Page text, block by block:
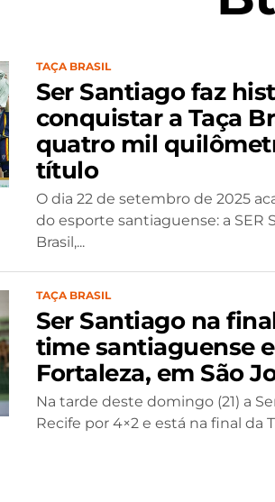
TAÇA BRASIL
Ser Santiago faz
conquistar a Taça
quatro mil
título
O dia 22 de setembro de 2025
do esporte santiaguense: a SER
Brasil,...
TAÇA BRASIL
Ser Santiago na
time santiaguense
Fortaleza, em São
Na tarde deste domingo (21) a
Recife por 4×2 e está na final da